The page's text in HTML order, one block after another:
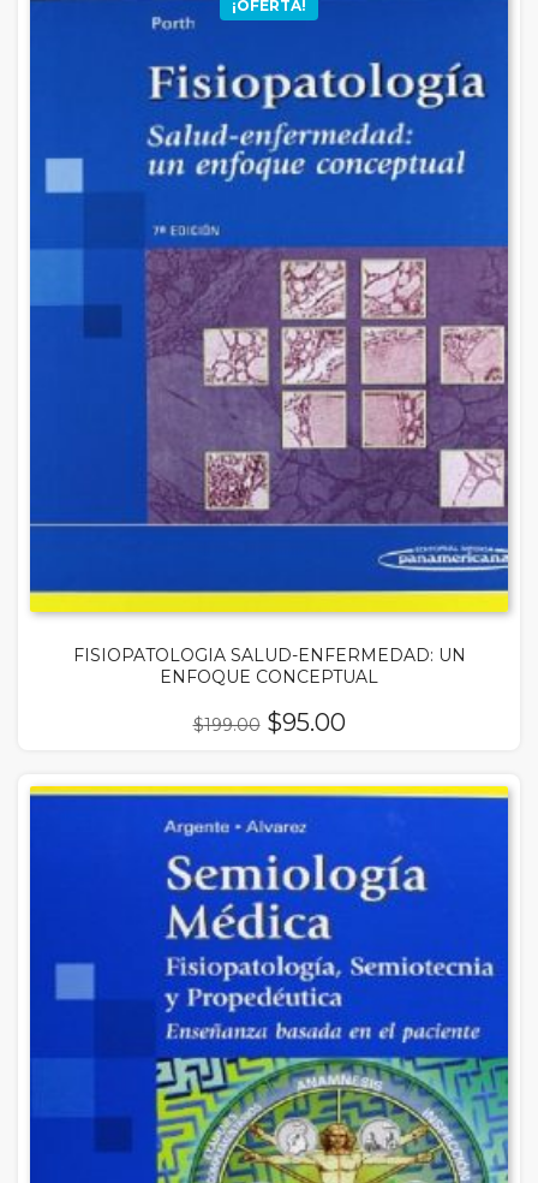
¡OFERTA!
FISIOPATOLOGIA SALUD-ENFERMEDAD: UN
ENFOQUE CONCEPTUAL
$199.00 El
original
$199.00.
$95.00El
actual